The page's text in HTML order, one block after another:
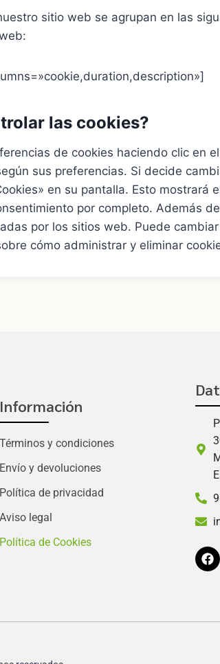
sitio web se agrupan en las
las cookies?
de cookies haciendo clic en
sus preferencias. Si decide
en su pantalla. Esto
por completo. Además
por los sitios web. Puede
cómo administrar y eliminar
Información
Términos y condiciones
Envío y devoluciones
Política de privacidad
Aviso legal
Política de Cookies